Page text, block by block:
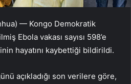
— Kongo Demokratik
Ebola vakası sayısı 598’e
hayatını kaybettiği bildirildi.
açıkladığı son verilere göre,